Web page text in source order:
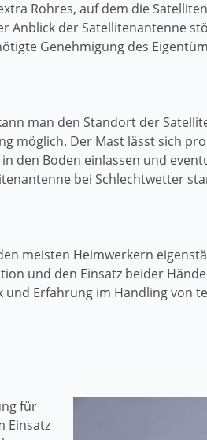
Rohres, auf dem die
Anblick der Satellitenantenne
Genehmigung des
man den Standort der
möglich. Der Mast lässt sich
den Boden einlassen und
bei Schlechtwetter
meisten Heimwerkern
und den Einsatz beider
Erfahrung im Handling von
für
Einsatz